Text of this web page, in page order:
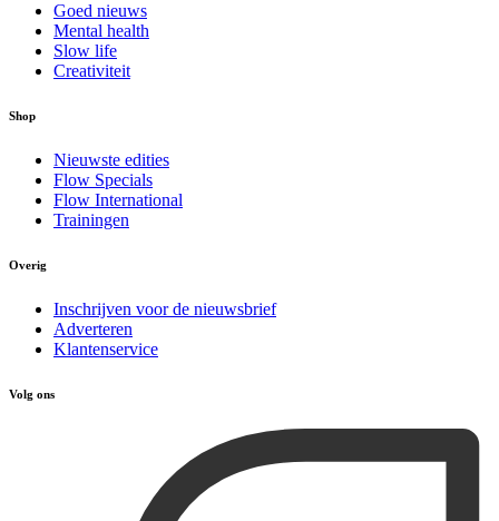
Goed nieuws
Mental health
Slow life
Creativiteit
Shop
Nieuwste edities
Flow Specials
Flow International
Trainingen
Overig
Inschrijven voor de nieuwsbrief
Adverteren
Klantenservice
Volg ons